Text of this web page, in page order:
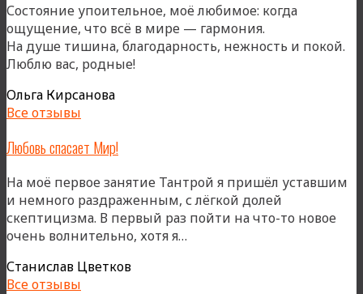
Состояние упоительное, моё любимое: когда
ощущение, что всё в мире — гармония.
На душе тишина, благодарность, нежность и покой.
Люблю вас, родные!
Ольга Кирсанова
Все отзывы
Любовь спасает Мир!
На моё первое занятие Тантрой я пришёл уставшим
и немного раздраженным, с лёгкой долей
скептицизма. В первый раз пойти на что-то новое
очень волнительно, хотя я…
Станислав Цветков
Все отзывы